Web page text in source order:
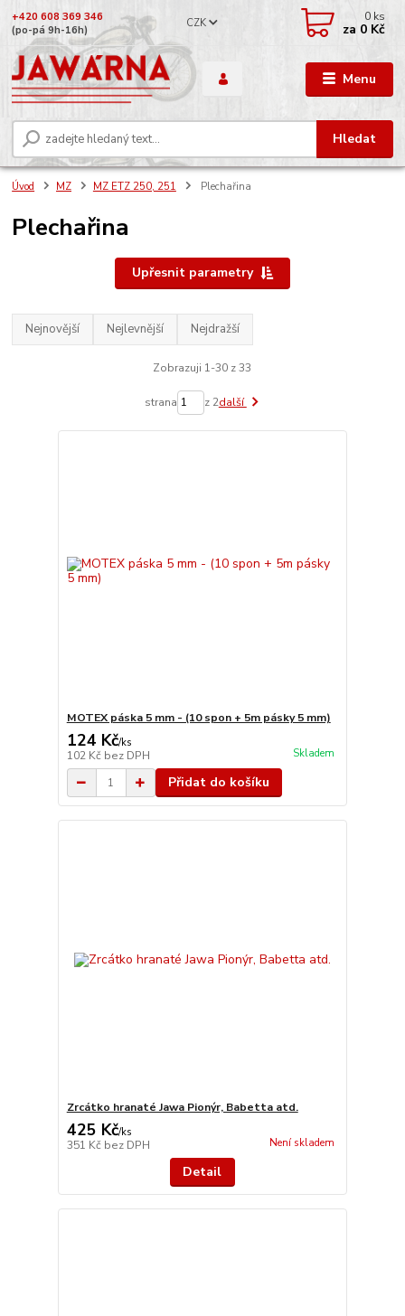
Menu
CZK
Hledat
+420 608 369 346
(po-pá 9h-16h)
0 ks
za 0 Kč
Úvod MZ MZ ETZ 250, 251 Plechařina
Plechařina
Upřesnit parametry
Nejnovější Nejlevnější Nejdražší
Zobrazuji 1-30 z 33
strana z 2další
MOTEX páska 5 mm - (10 spon + 5m pásky 5 mm)
124 Kč/ks
102 Kč bez DPH Skladem
Přidat do košíku
Zrcátko hranaté Jawa Pionýr, Babetta atd.
425 Kč/ks
351 Kč bez DPH Není skladem
Detail